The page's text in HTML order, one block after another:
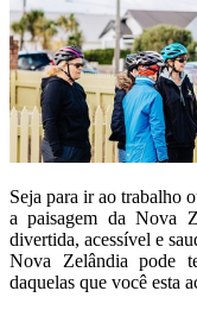
Seja para ir ao trabalho
a paisagem da Nova
divertida, acessível e
Nova Zelândia pode
daquelas que você esta